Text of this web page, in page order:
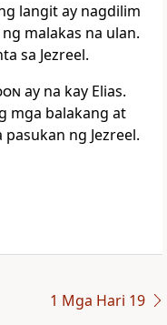
langit ay nagdilim
malakas na ulan.
sa Jezreel.
ay na kay Elias.
mga balakang at
ng Jezreel.
1 Mga Hari 19